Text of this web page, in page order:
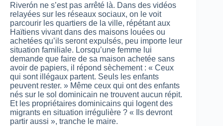
Riverón ne s’est pas arrêté là. Dans des vidéos
relayées sur les réseaux sociaux, on le voit
parcourir les quartiers de la ville, répétant aux
Haïtiens vivant dans des maisons louées ou
achetées qu’ils seront expulsés, peu importe leur
situation familiale. Lorsqu’une femme lui
demande que faire de sa maison achetée sans
avoir de papiers, il répond sèchement : « Ceux
qui sont illégaux partent. Seuls les enfants
peuvent rester. » Même ceux qui ont des enfants
nés sur le sol dominicain ne trouvent aucun répit.
Et les propriétaires dominicains qui logent des
migrants en situation irrégulière ? « Ils devront
partir aussi », tranche le maire.